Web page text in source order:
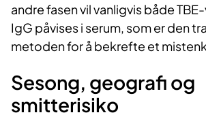
andre fasen vil vanligvis både
IgG påvises i serum, som er den
metoden for å bekrefte et
Sesong, geografi og
smitterisiko